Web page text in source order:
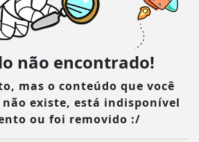
não encontrado!
mas o conteúdo que você
existe, está indisponível
ou foi removido :/